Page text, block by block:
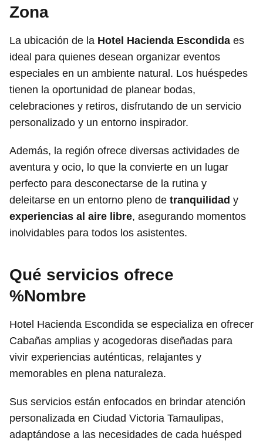
Zona
La ubicación de la Hotel Hacienda Escondida es
ideal para quienes desean organizar eventos
especiales en un ambiente natural. Los huéspedes
tienen la oportunidad de planear bodas,
celebraciones y retiros, disfrutando de un servicio
personalizado y un entorno inspirador.
Además, la región ofrece diversas actividades de
aventura y ocio, lo que la convierte en un lugar
perfecto para desconectarse de la rutina y
deleitarse en un entorno pleno de tranquilidad y
experiencias al aire libre, asegurando momentos
inolvidables para todos los asistentes.
Qué servicios ofrece
%Nombre
Hotel Hacienda Escondida se especializa en ofrecer
Cabañas amplias y acogedoras diseñadas para
vivir experiencias auténticas, relajantes y
memorables en plena naturaleza.
Sus servicios están enfocados en brindar atención
personalizada en Ciudad Victoria Tamaulipas,
adaptándose a las necesidades de cada huésped